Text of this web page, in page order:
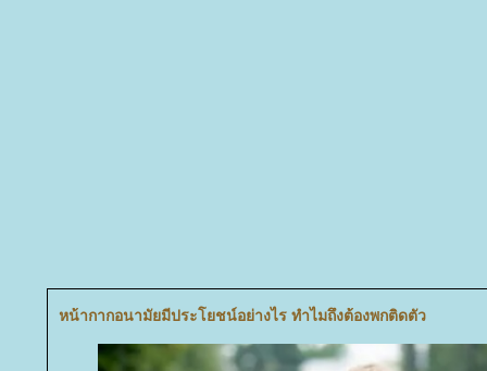
หน้ากากอนามัยมีประโยชน์อย่างไร ทำไมถึงต้องพกติดตัว